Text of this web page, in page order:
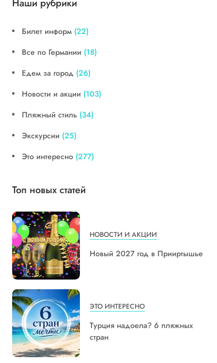
Наши рубрики
Билет информ (22)
Все по Германии (18)
Едем за город (26)
Новости и акции (103)
Пляжный стиль (34)
Экскурсии (25)
Это интересно (277)
Топ новых статей
НОВОСТИ И АКЦИИ
Новый 2027 год в Прииртышье
ЭТО ИНТЕРЕСНО
Турция надоела? 6 пляжных
стран